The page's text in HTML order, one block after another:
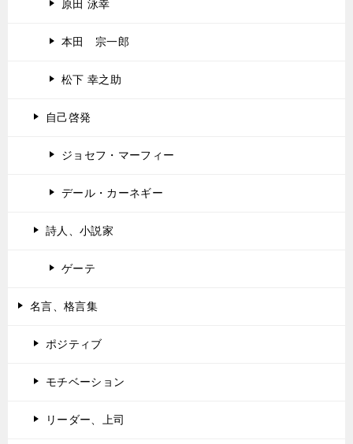
原田 泳幸
本田 宗一郎
松下 幸之助
自己啓発
ジョセフ・マーフィー
デール・カーネギー
詩人、小説家
ゲーテ
名言、格言集
ポジティブ
モチベーション
リーダー、上司